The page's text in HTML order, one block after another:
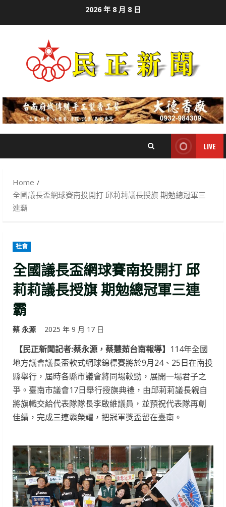
2026 年 8 月 8 日
LIVE
Home
全國議長盃網球賽南投開打 邱莉莉議長授旗 期勉總冠軍三
連霸
社會
全國議長盃網球賽南投開打 邱
莉莉議長授旗 期勉總冠軍三連
霸
蔡 永源 2025 年 9 月 17 日
【民正新聞記者:蔡永源，蔡慧茹台南報導】 114年全國
地方議會議長盃軟式網球錦標賽將於9月24、25日在南投
縣舉行，屆時各縣市議會將同場較勁，展開一場君子之
爭。臺南市議會17日舉行授旗典禮，由邱莉莉議長親自
將旗幟交給代表隊隊長李啟維議員，並預祝代表隊再創
佳績，完成三連霸榮耀，把冠軍獎盃留在臺南。